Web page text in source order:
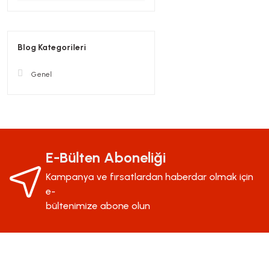
Blog Kategorileri
Genel
E-Bülten Aboneliği
Kampanya ve fırsatlardan haberdar olmak için
e-
bültenimize abone olun